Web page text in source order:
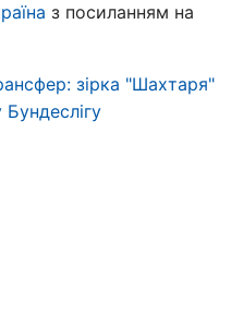
з посиланням на
зірка "Шахтаря"
Бундеслігу